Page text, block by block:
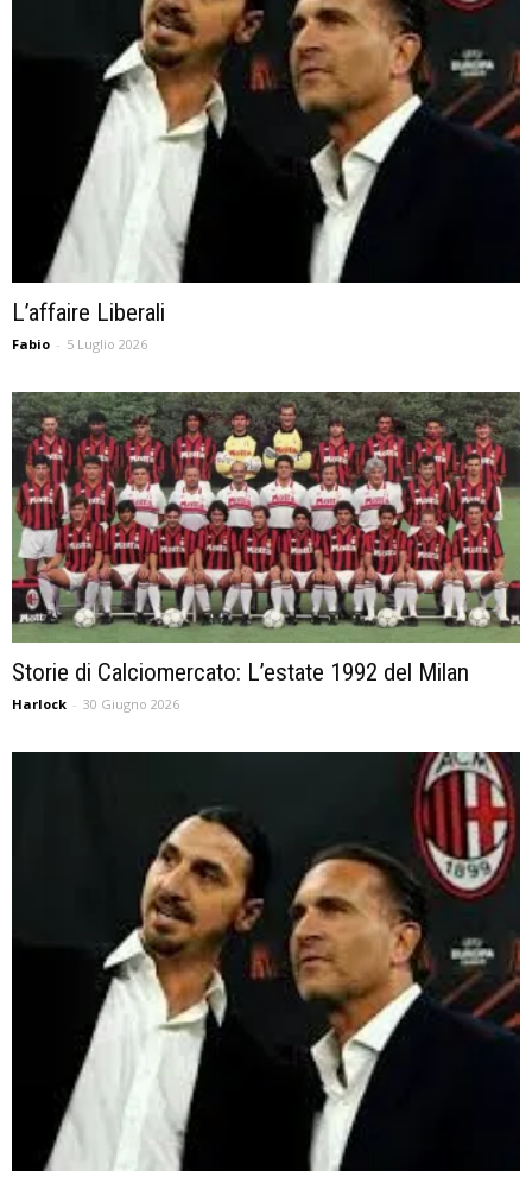
L’affaire Liberali
Fabio - 5 Luglio 2026
Storie di Calciomercato: L’estate 1992 del Milan
Harlock - 30 Giugno 2026